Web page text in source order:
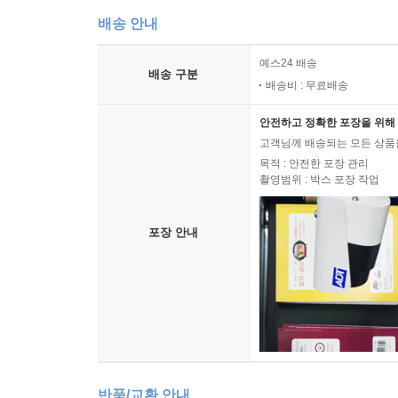
배송 안내
배송 구분
예스24 배송
배송비 : 무료배송
포장 안내
안전하고 정확한 포장을 위
고객님께 배송되는 모든 상
목적 : 안전한 포장 관리
촬영범위 : 박스 포장 작업